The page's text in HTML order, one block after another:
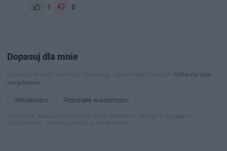
1 0
Dopasuj dla mnie
Zaznacz tematy, które Cię interesują. Zapamiętamy wybórtylko na tym
urządzeniu.
Aktualności
Pozostałe wiadomości
Informacja: zapisujemy wyłącznie wybór tematów w pamięci przeglądarki
(localStorage). Możesz wyłączyć w każdej chwili.